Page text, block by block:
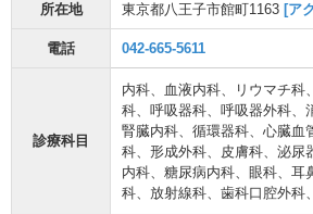
所在地 東京都八王子市館町1163 [ア
電話 042-665-5611
診療科目
内科、 血液内科、 リウマチ科、
科、 呼吸器科、 呼吸器外科、
腎臓内科、 循環器科、 心臓血
科、 形成外科、 皮膚科、 泌尿
内科、 糖尿病内科、 眼科、 耳
科、 放射線科、 歯科口腔外科、